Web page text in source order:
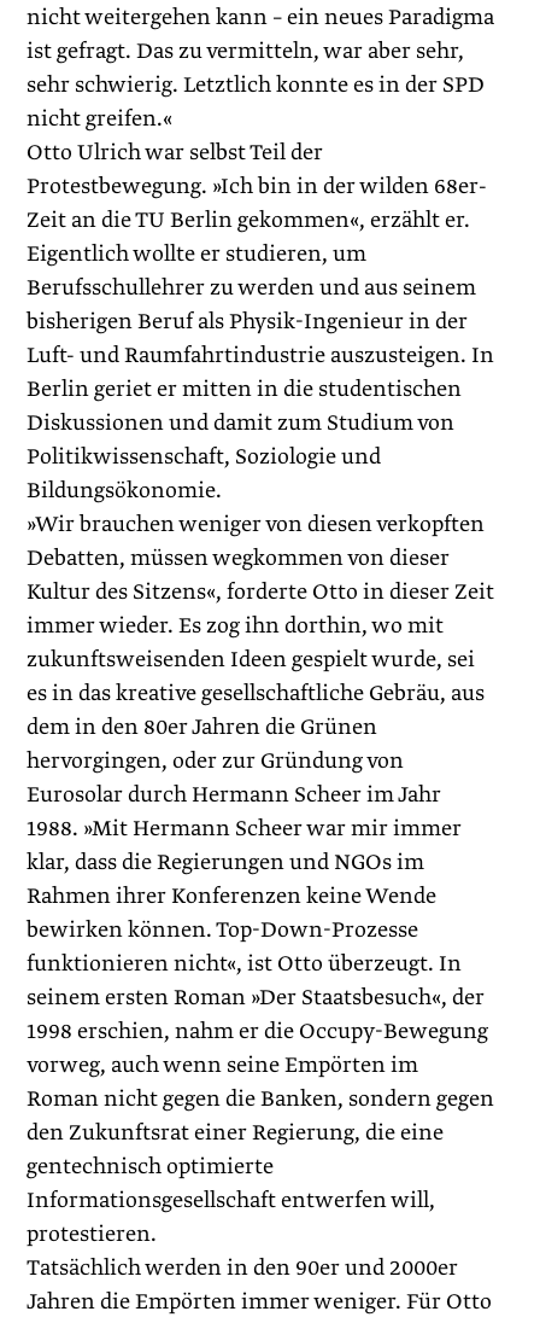
nicht weitergehen kann – ein neues Paradigma
ist gefragt. Das zu vermitteln, war aber sehr,
sehr schwierig. Letztlich konnte es in der SPD
nicht greifen.«
Otto Ulrich war selbst Teil der
Protestbewegung. »Ich bin in der wilden 68er-
Zeit an die TU Berlin gekommen«, erzählt er.
Eigent­lich wollte er studieren, um
Berufsschullehrer zu werden und aus seinem
bisherigen Beruf als Physik-Ingenieur in der
Luft- und Raumfahrtindustrie auszusteigen. In
Berlin geriet er mitten in die studentischen
Diskussionen und damit zum Studium von
Politikwissenschaft, Soziologie und
Bildungsökonomie.
»Wir brauchen weniger von diesen verkopften
Debatten, müssen wegkommen von dieser
Kultur des Sitzens«, forderte Otto in dieser Zeit
immer wieder. Es zog ihn dorthin, wo mit
zukunftsweisenden Ideen gespielt wurde, sei
es in das kreative gesellschaftliche Gebräu, aus
dem in den 80er Jahren die Grünen
hervorgingen, oder zur Gründung von
Eurosolar durch Hermann Scheer im Jahr
1988. »Mit Hermann Scheer war mir immer
klar, dass die Regierungen und NGOs im
Rahmen ihrer Konferenzen keine Wende
bewirken können. Top-Down-Prozesse
funktionieren nicht«, ist Otto überzeugt. In
seinem ersten Roman »Der Staatsbesuch«, der
1998 erschien, nahm er die Occupy-Bewegung
vorweg, auch wenn seine Empörten im
Roman nicht gegen die Banken, sondern gegen
den Zukunftsrat einer Regierung, die eine
gentechnisch optimierte
Informationsgesellschaft entwerfen will,
protestieren.
Tatsächlich werden in den 90er und 2000er
Jahren die Empörten immer weniger. Für Otto